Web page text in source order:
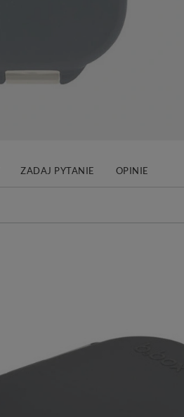
ZADAJ PYTANIE OPINIE